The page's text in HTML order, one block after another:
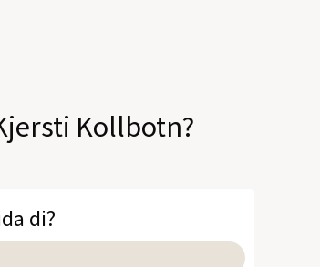
Kollbotn?
di?